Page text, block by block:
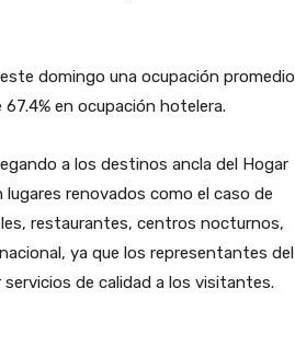
domingo una ocupación promedio
en ocupación hotelera.
a los destinos ancla del Hogar
renovados como el caso de
restaurantes, centros nocturnos,
ya que los representantes del
de calidad a los visitantes.